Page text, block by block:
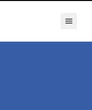
true